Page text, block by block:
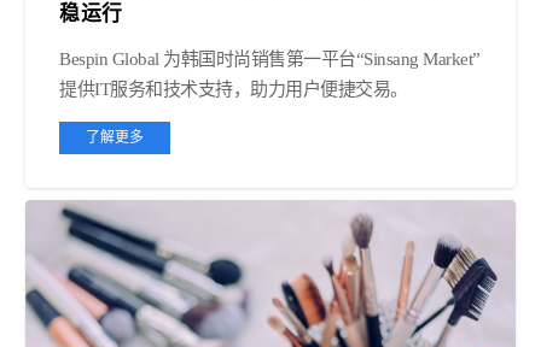
稳运行
Bespin Global 为韩国时尚销售第一平台“Sinsang Market”
提供IT服务和技术支持，助力用户便捷交易。
了解更多